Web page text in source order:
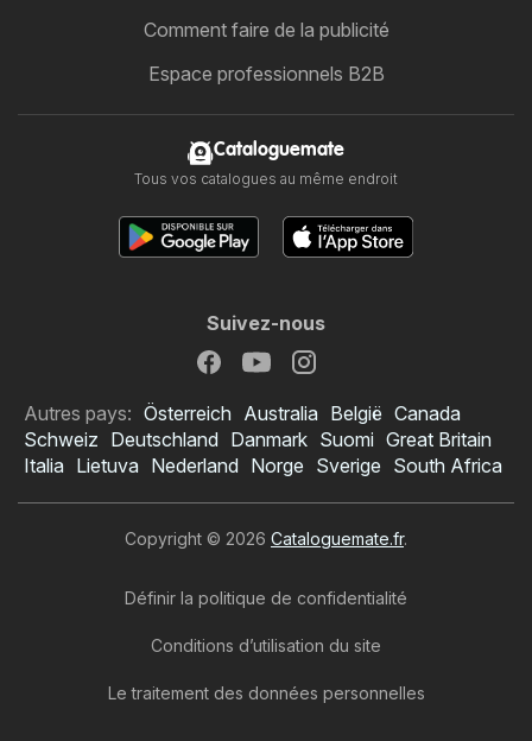
Comment faire de la publicité
Espace professionnels B2B
Cataloguemate
Tous vos catalogues au même endroit
Suivez-nous
Autres pays: Österreich Australia België Canada
Schweiz Deutschland Danmark Suomi Great Britain
Italia Lietuva Nederland Norge Sverige South Africa
Copyright © 2026 Cataloguemate.fr.
Définir la politique de confidentialité
Conditions d’utilisation du site
Le traitement des données personnelles